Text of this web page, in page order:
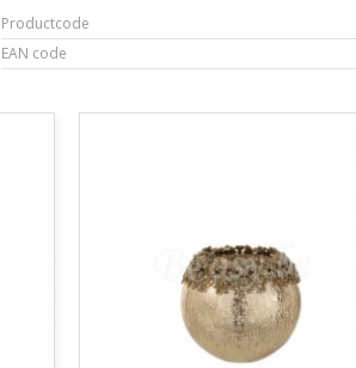
Productcode
EAN code